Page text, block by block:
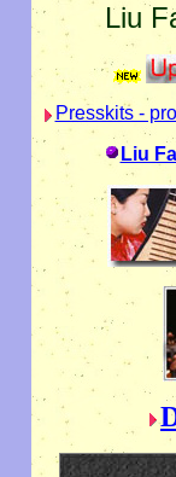
Liu
Presskits -
Liu